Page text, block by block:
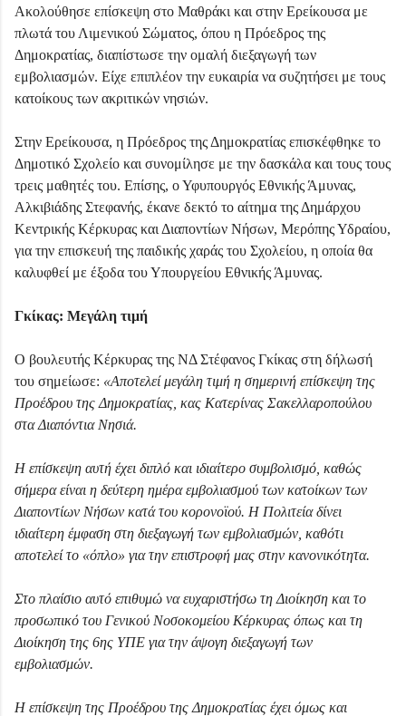
Ακολούθησε επίσκεψη στο Μαθράκι και στην Ερείκουσα με
πλωτά του Λιμενικού Σώματος, όπου η Πρόεδρος της
Δημοκρατίας, διαπίστωσε την ομαλή διεξαγωγή των
εμβολιασμών. Είχε επιπλέον την ευκαιρία να συζητήσει με τους
κατοίκους των ακριτικών νησιών.
Στην Ερείκουσα, η Πρόεδρος της Δημοκρατίας επισκέφθηκε το
Δημοτικό Σχολείο και συνομίλησε με την δασκάλα και τους τους
τρεις μαθητές του. Επίσης, ο Υφυπουργός Εθνικής Άμυνας,
Αλκιβιάδης Στεφανής, έκανε δεκτό το αίτημα της Δημάρχου
Κεντρικής Κέρκυρας και Διαποντίων Νήσων, Μερόπης Υδραίου,
για την επισκευή της παιδικής χαράς του Σχολείου, η οποία θα
καλυφθεί με έξοδα του Υπουργείου Εθνικής Άμυνας.
Γκίκας: Μεγάλη τιμή
Ο βουλευτής Κέρκυρας της ΝΔ Στέφανος Γκίκας στη δήλωσή
του σημείωσε: «Αποτελεί μεγάλη τιμή η σημερινή επίσκεψη της
Προέδρου της Δημοκρατίας, κας Κατερίνας Σακελλαροπούλου
στα Διαπόντια Νησιά.
Η επίσκεψη αυτή έχει διπλό και ιδιαίτερο συμβολισμό, καθώς
σήμερα είναι η δεύτερη ημέρα εμβολιασμού των κατοίκων των
Διαποντίων Νήσων κατά του κορονοϊού. Η Πολιτεία δίνει
ιδιαίτερη έμφαση στη διεξαγωγή των εμβολιασμών, καθότι
αποτελεί το «όπλο» για την επιστροφή μας στην κανονικότητα.
Στο πλαίσιο αυτό επιθυμώ να ευχαριστήσω τη Διοίκηση και το
προσωπικό του Γενικού Νοσοκομείου Κέρκυρας όπως και τη
Διοίκηση της 6ης ΥΠΕ για την άψογη διεξαγωγή των
εμβολιασμών.
Η επίσκεψη της Προέδρου της Δημοκρατίας έχει όμως και